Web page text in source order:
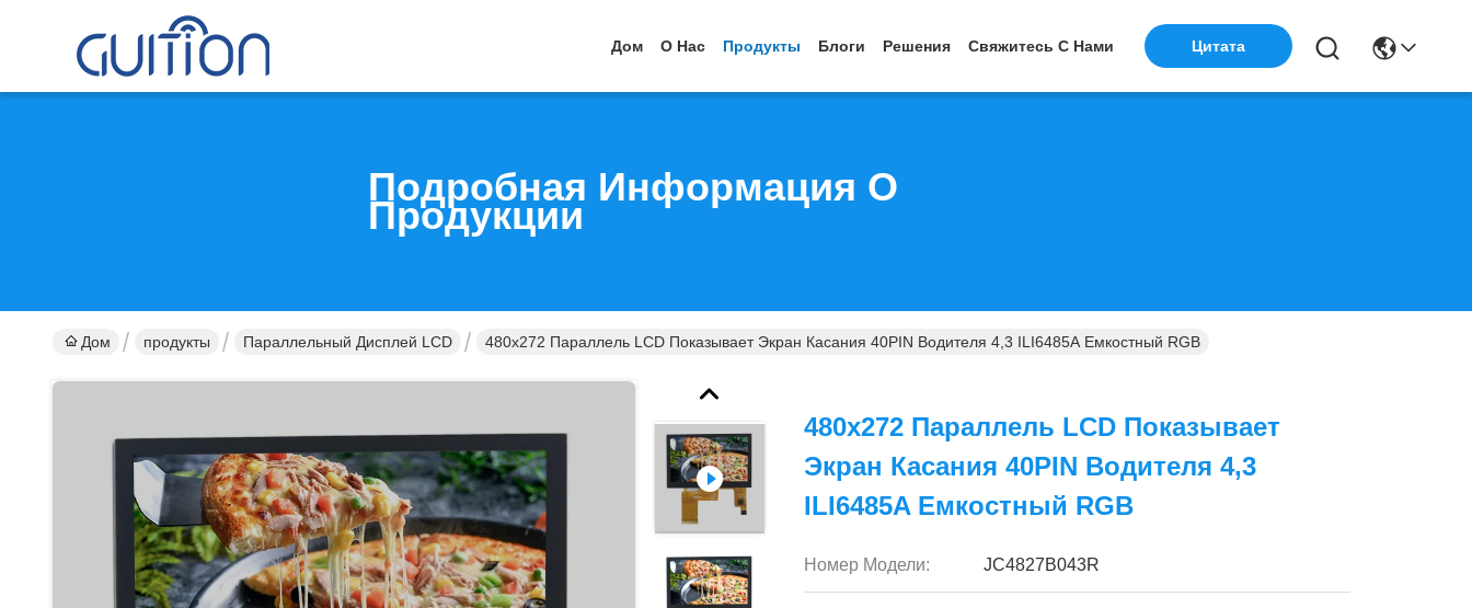
Дом О Нас Продукты Блоги Решения Свяжитесь С Нами Цитата
Подробная Информация О
Продукции
Дом продукты Параллельный Дисплей LCD 480x272 Параллель LCD Показывает Экран Касания 40PIN Водителя 4,3 ILI6485A Емкостный RGB
480x272 Параллель LCD Показывает
Экран Касания 40PIN Водителя 4,3
ILI6485A Емкостный RGB
Номер Модели: JC4827B043R